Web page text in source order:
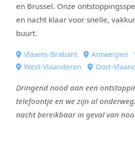
en Brussel. Onze
en nacht klaar voor snelle,
buurt.
Vlaams-Brabant Antwerpen
West-Vlaanderen
Oost-
Dringend nood aan een
telefoontje en we zijn al
nacht bereikbaar in geval van